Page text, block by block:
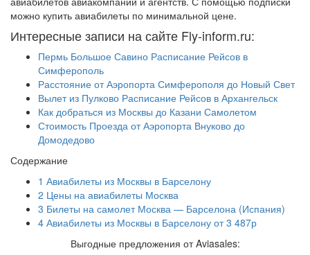
можно купить авиабилеты по минимальной цене.
Интересные записи на сайте Fly-inform.ru:
Пермь Большое Савино Расписание Рейсов в
Симферополь
Расстояние от Аэропорта Симферополя до Новый Свет
Вылет из Пулково Расписание Рейсов в Архангельск
Как добраться из Москвы до Казани Самолетом
Стоимость Проезда от Аэропорта Внуково до
Домодедово
Содержание
1 Авиабилеты из Москвы в Барселону
2 Цены на авиабилеты Москва
3 Билеты на самолет Москва — Барселона (Испания)
4 Авиабилеты из Москвы в Барселону от 3 487р
Выгодные предложения от Aviasales: